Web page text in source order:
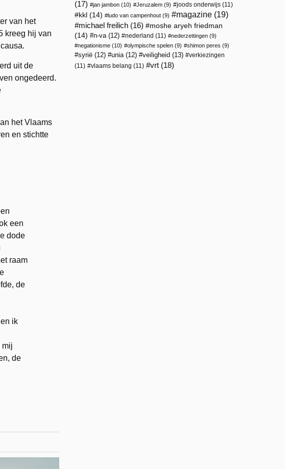
van het
kreeg hij van
uit de
ongedeerd.
het Vlaams
en stichtte
een
dode
raam
de
ik
mij
de
(17)
jan jambon (10) Jeruzalem (9) joods onderwijs (11)
kkl (14) ludo van campenhout (9) magazine (19)
michael freilich (16)
moshe aryeh friedman
(14)
n-va(12) nederland (11) nederzettingen (9)
negationisme (10) olympische spelen (9) shimon peres (9)
syrië (12) unia(12) veiligheid (13)
verkiezingen
(11)
vlaams belang (11) vrt (18)